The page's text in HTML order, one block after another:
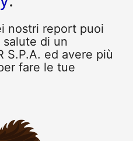
nostri report puoi
di un
S.P.A. ed avere più
fare le tue